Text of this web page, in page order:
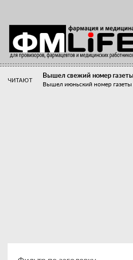
ЧИТАЮТ
Вышел свежий номер
Вышел июньский номер